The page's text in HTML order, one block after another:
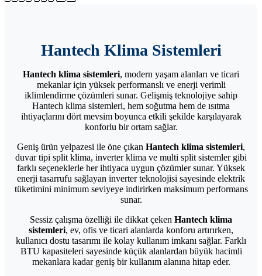
Hantech Klima Sistemleri
Hantech klima sistemleri, modern yaşam alanları ve ticari
mekanlar için yüksek performanslı ve enerji verimli
iklimlendirme çözümleri sunar. Gelişmiş teknolojiye sahip
Hantech klima sistemleri, hem soğutma hem de ısıtma
ihtiyaçlarını dört mevsim boyunca etkili şekilde karşılayarak
konforlu bir ortam sağlar.
Geniş ürün yelpazesi ile öne çıkan Hantech klima sistemleri,
duvar tipi split klima, inverter klima ve multi split sistemler gibi
farklı seçeneklerle her ihtiyaca uygun çözümler sunar. Yüksek
enerji tasarrufu sağlayan inverter teknolojisi sayesinde elektrik
tüketimini minimum seviyeye indirirken maksimum performans
sunar.
Sessiz çalışma özelliği ile dikkat çeken Hantech klima
sistemleri, ev, ofis ve ticari alanlarda konforu artırırken,
kullanıcı dostu tasarımı ile kolay kullanım imkanı sağlar. Farklı
BTU kapasiteleri sayesinde küçük alanlardan büyük hacimli
mekanlara kadar geniş bir kullanım alanına hitap eder.